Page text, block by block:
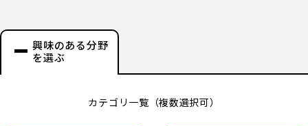
興味のある分野
を選ぶ
カテゴリ一覧（複数選択可）